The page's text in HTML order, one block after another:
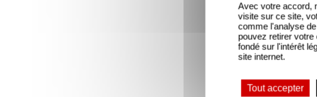
Avec votre accord,
visite sur ce site,
comme l'analyse
pouvez retirer votre
fondé sur l'intérêt
site internet.
Tout accepter